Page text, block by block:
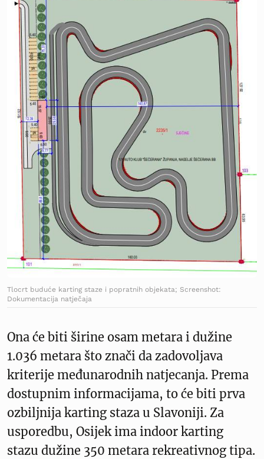
Tlocrt buduće karting staze i popratnih objekata; Screenshot:
Dokumentacija natječaja
Ona će biti širine osam metara i dužine
1.036 metara što znači da zadovoljava
kriterije međunarodnih natjecanja. Prema
dostupnim informacijama, to će biti prva
ozbiljnija karting staza u Slavoniji. Za
usporedbu, Osijek ima indoor karting
stazu dužine 350 metara rekreativnog tipa.